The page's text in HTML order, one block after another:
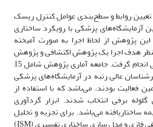
روابط و سطح‌بندی عوامل کنترل ریسک
آزمایشگاه‌های پزشکی با رویکرد ساختاری
پژوهش از لحاظ اجرا به صورت آمیخته
هدف اجرا یک پژوهش اکتشافی و پژوهش
توصیفی - پیمایشی انجام گرفت. جامعه آماری پژوهش شامل 15
عالی رتبه در آزمایشگاه‌های پزشکی
فعالیت بودند، می‌باشد که با استفاده از
برفی انتخاب شدند. ابزار گردآوری
ساختاریافته می‌باشد. برای تجزیه و تحلیل
داده‌ها از روش دلفی فازی و مدل سازی ساختاری تفسیری (ISM)